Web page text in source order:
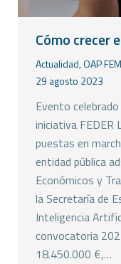
Cómo crecer
Actualidad,OAP
29 agosto 2023
Evento
iniciativa FEDER
puestas en
entidad pública
Económicos y
la Secretaría de
Inteligencia
convocatoria
18.450.000 €,…